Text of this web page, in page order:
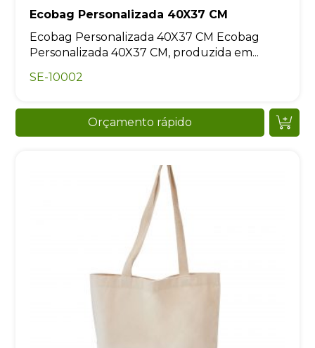
Ecobag Personalizada 40X37 CM
Ecobag Personalizada 40X37 CM Ecobag
Personalizada 40X37 CM, produzida em...
SE-10002
Orçamento rápido